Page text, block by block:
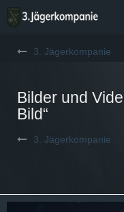
3. Jägerkompanie
Bilder und
Bild“
3. Jägerkompanie